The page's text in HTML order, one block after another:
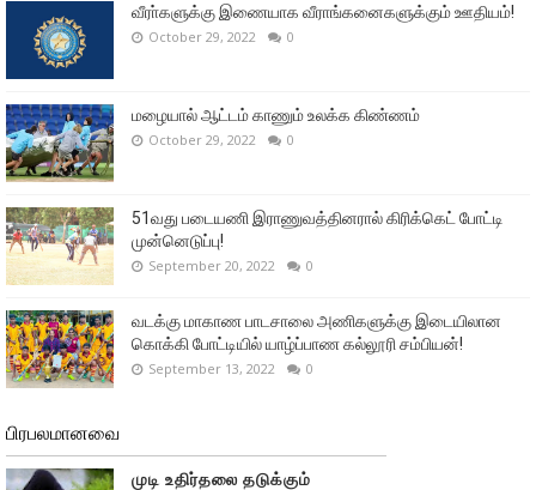
வீரா்களுக்கு இணையாக வீராங்கனைகளுக்கும் ஊதியம்!
October 29, 2022 0
மழையால் ஆட்டம் காணும் உலக்க கிண்ணம்
October 29, 2022 0
51வது படையணி இராணுவத்தினரால் கிரிக்கெட் போட்டி
முன்னெடுப்பு!
September 20, 2022 0
வடக்கு மாகாண பாடசாலை அணிகளுக்கு இடையிலான
கொக்கி போட்டியில் யாழ்ப்பாண கல்லூரி சம்பியன்!
September 13, 2022 0
பிரபலமானவை
முடி உதிர்தலை தடுக்கும்